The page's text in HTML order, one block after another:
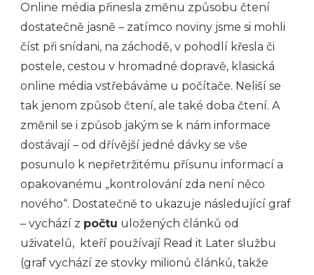
Online média přinesla změnu způsobu čtení
dostatečně jasně – zatímco noviny jsme si mohli
číst při snídani, na záchodě, v pohodlí křesla či
postele, cestou v hromadné dopravě, klasická
online média vstřebáváme u počítače. Neliší se
tak jenom způsob čtení, ale také doba čtení. A
změnil se i způsob jakým se k nám informace
dostávají – od dřívější jedné dávky se vše
posunulo k nepřetržitému přísunu informací a
opakovanému „kontrolování zda není něco
nového“. Dostatečně to ukazuje následující graf
– vychází z počtu uložených článků od
uživatelů, kteří používají Read it Later službu
(graf vychází ze stovky milionů článků, takže